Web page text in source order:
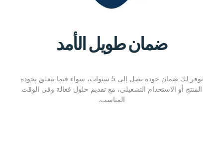
ضمان طويل الأمد
نوفر لك ضمان جودة يصل إلى 5 سنوات، سواء فيما يتعلق بجودة
المنتج أو الاستخدام التشغيلي، مع تقديم حلول فعالة وفي الوقت
المناسب.